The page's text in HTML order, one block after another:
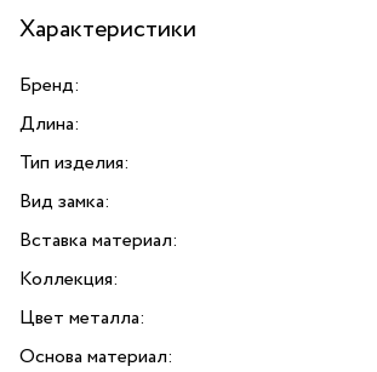
Характеристики
Бренд:
Длина:
Тип изделия:
Вид замка:
Вставка материал:
Коллекция:
Цвет металла:
Основа материал: